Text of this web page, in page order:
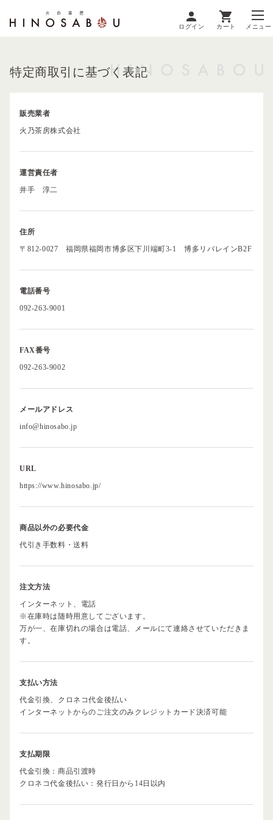
ログイン カート メニュー
特定商取引に基づく表記
販売業者
火乃茶房株式会社
運営責任者
井手 淳二
住所
〒812-0027 福岡県福岡市博多区下川端町3-1 博多リバレインB2F
電話番号
092-263-9001
FAX番号
092-263-9002
メールアドレス
info@hinosabo.jp
URL
https://www.hinosabo.jp/
商品以外の必要代金
代引き手数料・送料
注文方法
インターネット、電話
※在庫時は随時用意してございます。
万が一、在庫切れの場合は電話、メールにて連絡させていただきま
す。
支払い方法
代金引換、クロネコ代金後払い
インターネットからのご注文のみクレジットカード決済可能
支払期限
代金引換：商品引渡時
クロネコ代金後払い：発行日から14日以内